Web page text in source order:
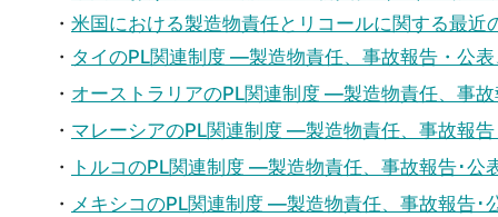
・ 米国における製造物責任とリコールに関する最
・ タイのPL関連制度 ―製造物責任、事故報告・公
・ オーストラリアのPL関連制度 ―製造物責任、事
・ マレーシアのPL関連制度 ―製造物責任、事故報
・
トルコのPL関連制度 ―製造物責任、事故報告･
・ メキシコのPL関連制度 ―製造物責任、事故報告